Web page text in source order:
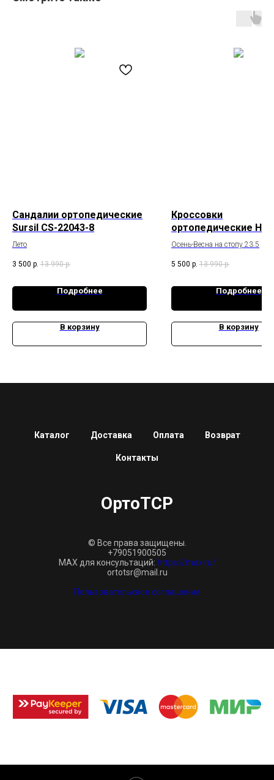
Сандалии ортопедические
Sursil CS-22043-8
Лето
3 500 р. 13 990 р.
Подробнее
В корзину
Кроссовки
ортопедические
COMFORT HC-23072
Осень-Весна на стопу 23.5
5 500 р. 13 990 р.
Подробнее
В корзину
Каталог Доставка Оплата Возврат
Контакты
ОртоТСР
© Все права защищены.
+79051900505
MAX для консультаций: https://max.ru/
ortotsr@mail.ru
Пользовательское соглашение